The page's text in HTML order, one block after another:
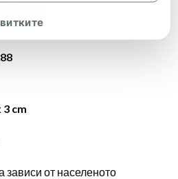
cm
зависи от населеното